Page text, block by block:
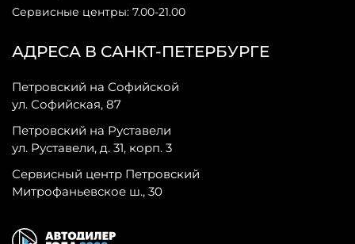
АДРЕСА В САНКТ-ПЕТЕРБУРГЕ
Петровский на Софийской
ул. Софийская, 87
Петровский на Руставели
ул. Руставели, д. 31, корп. 3
Сервисный центр Петровский
Митрофаньевское ш., 30
Сервисные центры: 7.00-21.00